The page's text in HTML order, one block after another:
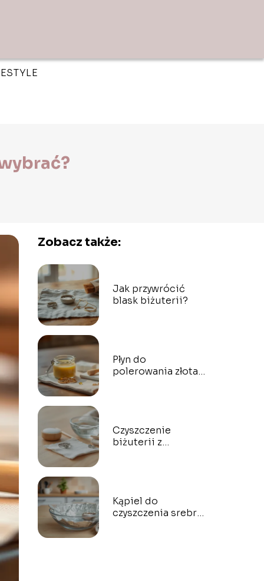
Zobacz także:
Jak przywrócić
blask biżuterii?
Płyn do
polerowania złota:
Czyszczenie
biżuterii z
Kąpiel do
czyszczenia srebra